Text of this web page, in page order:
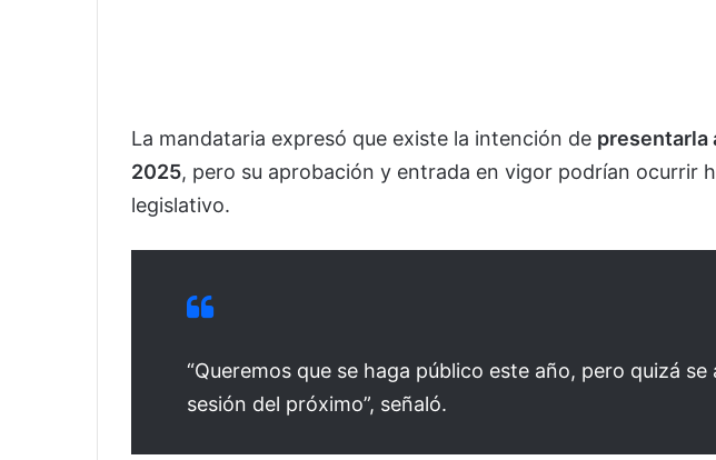
La mandataria expresó que existe la intención de presentarla
2025, pero su aprobación y entrada en vigor podrían ocurrir
legislativo.
“Queremos que se haga público este año, pero quizá se
sesión del próximo”, señaló.